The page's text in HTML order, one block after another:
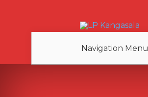
Navigation Menu